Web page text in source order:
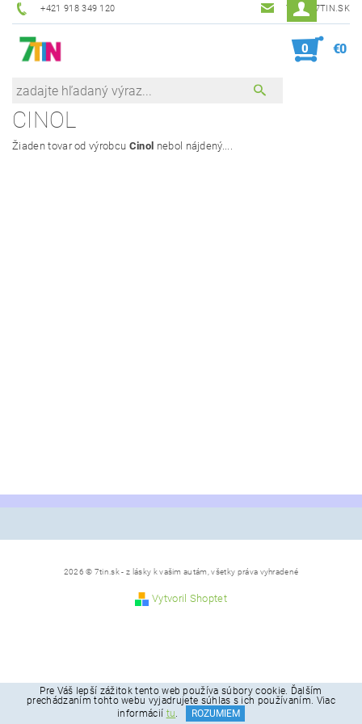
+421 918 349 120 7TIN@7TIN.SK
0 €0
CINOL
Žiaden tovar od výrobcu Cinol nebol nájdený....
2026 © 7tin.sk - z lásky k vašim autám, všetky práva vyhradené
Vytvoril Shoptet
Pre Váš lepší zážitok tento web používa súbory cookie. Ďalším
prechádzaním tohto webu vyjadrujete súhlas s ich používaním. Viac
informácií tu ROZUMIEM